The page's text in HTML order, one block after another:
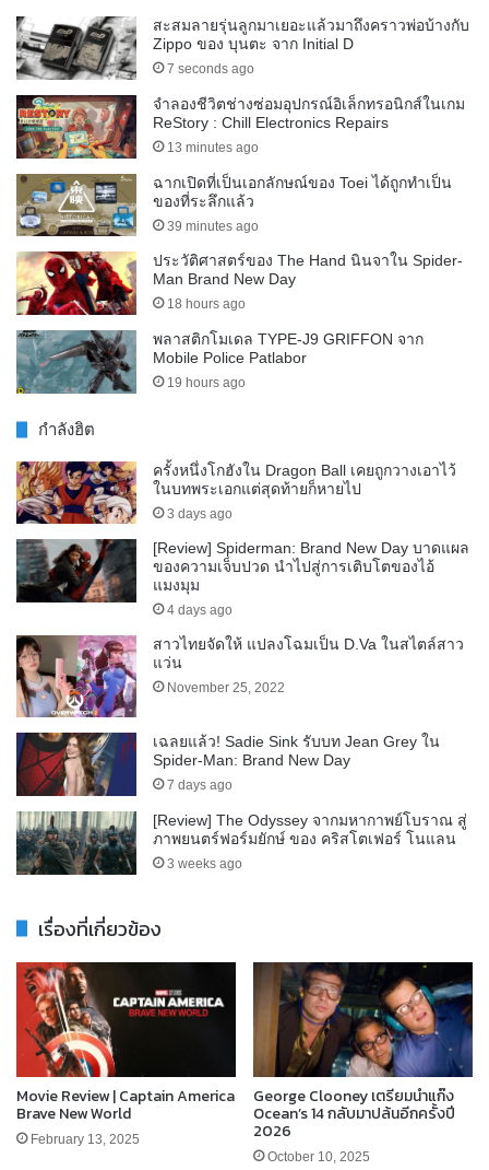
สะสมลายรุ่นลูกมาเยอะแล้วมาถึงคราวพ่อบ้างกับ
Zippo ของ บุนตะ จาก Initial D
7 seconds ago
จำลองชีวิตช่างซ่อมอุปกรณ์อิเล็กทรอนิกส์ในเกม
ReStory : Chill Electronics Repairs
13 minutes ago
ฉากเปิดที่เป็นเอกลักษณ์ของ Toei ได้ถูกทำเป็น
ของที่ระลึกแล้ว
39 minutes ago
ประวัติศาสตร์ของ The Hand นินจาใน Spider-
Man Brand New Day
18 hours ago
พลาสติกโมเดล TYPE-J9 GRIFFON จาก
Mobile Police Patlabor
19 hours ago
กำลังฮิต
ครั้งหนึ่งโกฮังใน Dragon Ball เคยถูกวางเอาไว้
ในบทพระเอกแต่สุดท้ายก็หายไป
3 days ago
[Review] Spiderman: Brand New Day บาดแผล
ของความเจ็บปวด นำไปสู่การเติบโตของไอ้
แมงมุม
4 days ago
สาวไทยจัดให้ แปลงโฉมเป็น D.Va ในสไตล์สาว
แว่น
November 25, 2022
เฉลยแล้ว! Sadie Sink รับบท Jean Grey ใน
Spider-Man: Brand New Day
7 days ago
[Review] The Odyssey จากมหากาพย์โบราณ สู่
ภาพยนตร์ฟอร์มยักษ์ ของ คริสโตเฟอร์ โนแลน
3 weeks ago
เรื่องที่เกี่ยวข้อง
Movie Review | Captain America
Brave New World
February 13, 2025
George Clooney เตรียมนำแก๊ง
Ocean’s 14 กลับมาปล้นอีกครั้งปี
2026
October 10, 2025